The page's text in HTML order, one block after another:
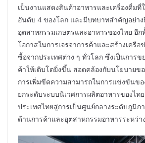
เป็นงานแสดงสินค้าอาหารและเครื่องดื่ม
อันดับ 4 ของโลก และมีบทบาทสำคัญอย่าง
อุตสาหกรรมเกษตรและอาหารของไทย อีก
โอกาสในการเจรจาการค้าและสร้างเครื
ซื้อจากประเทศต่าง ๆ ทั่วโลก ซึ่งเป็นการข
ค้าให้เติบโตยิ่งขึ้น สอดคล้องกับนโยบายข
การเพิ่มขีดความสามารถในการแข่งขันขอ
ยกระดับระบบนิเวศการผลิตอาหารของไ
ประเทศไทยสู่การเป็นศูนย์กลางระดับภูมิภ
ด้านการค้าและอุตสาหกรรมอาหารระหว่า